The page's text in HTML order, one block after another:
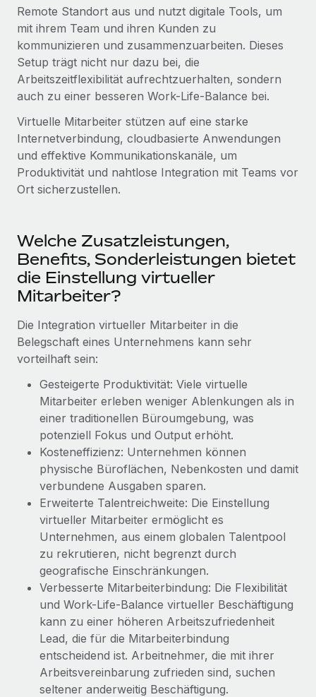
Globales Onboarding und Verwalten von
Freelancer:innen
PEO
Auslagern von komplexen HR-Aufgaben
Remote Embedded
Nahtlose Integration der HR in bestehende Abläufe
Plattform
Verknüpfung beliebiger KI-Tools mit Remote über unser
MCP
Integrationen
Tools
Frag unsere Expert:innen
Hilfe von Expert:innen für globale HR & Compliance
Background-Checks
Einfacheres Bewerber:innen-Screening
Compliance Watchtower
Geräteverwaltung
Globale Bereitstellung und Verfolgung von IT-
Geräten
Gründung von Niederlassungen
Schnelle, rechtssichere Gründung von
Niederlassungen
Mobilität und Relocation
Mühelose Relocation von Mitarbeiter:innen
WACHSTUMSPHASE
Startups
Agile HR- und Payroll-Lösungen für wachsende
Unternehmen
Mittelstand
Maßgeschneiderte HR-Lösungen, um Teams zu
vergrößern
Enterprise
PARTNER WERDEN
Strategische Technologiepartner
Flexible Einbettung von Global-HR-Funktionen in deine
Partner werden
Entdecke die Möglichkeiten einer Partnerschaft
Remote Build Demnächst verfügbar
Beratung zu Integrationen und KI-Automatisierung
FALLSTUDIEN
So hat der KI-Vorreiter Weaviate sein Team mit
Remote um 120 % vergrößert
Weaviate auf einen Blick Weaviate entwickelt KI-basierte
Open-Source-Infrastrukturen. Das...
Mehr erfahren
Strategische Partnerschaft zwischen
Reverse Tech und Remote für Contractor
Management und Payroll
Reverse Tech auf einen Blick Das Gesundheits- und
Wellness-Startup Reverse Tech hat das globale...
Gesamtbeschäftigungskosten
Honorarzahlungen berechnen
Informationen zu möglichen Währungen und
Abwicklungsfristen für globale Freelancer:innen
LERNEN MIT REMOTE
Forschung und Leitfäden
Fallstudien
Checklisten und Vorlagen
Bibliothek für Stellenbeschreibungen
Webinare
Events
Newsroom
Informationen zu Gehältern und Qualifikationen
Insights Center
Hol dir Unterstützung
Alle Ressourcen anzeigen
Globale Payroll
EOR und PEO
Contractor Management
Steuern
Den Blog erkunden
Nederlands
Français
Deutsch
Español
Italiano
Português (Portugal)
한국어
中文（简体）
Anmelden
Remote Standort aus und nutzt digitale Tools, um
mit ihrem Team und ihren Kunden zu
kommunizieren und zusammenzuarbeiten. Dieses
Setup trägt nicht nur dazu bei, die
Arbeitszeitflexibilität aufrechtzuerhalten, sondern
auch zu einer besseren Work-Life-Balance bei.
Virtuelle Mitarbeiter stützen auf eine starke
Internetverbindung, cloudbasierte Anwendungen
und effektive Kommunikationskanäle, um
Produktivität und nahtlose Integration mit Teams vor
Ort sicherzustellen.
Welche Zusatzleistungen,
Benefits, Sonderleistungen bietet
die Einstellung virtueller
Mitarbeiter?
Die Integration virtueller Mitarbeiter in die
Belegschaft eines Unternehmens kann sehr
vorteilhaft sein:
Gesteigerte Produktivität: Viele virtuelle
Mitarbeiter erleben weniger Ablenkungen als in
einer traditionellen Büroumgebung, was
potenziell Fokus und Output erhöht.
Kosteneffizienz: Unternehmen können
physische Büroflächen, Nebenkosten und damit
verbundene Ausgaben sparen.
Erweiterte Talentreichweite: Die Einstellung
virtueller Mitarbeiter ermöglicht es
Unternehmen, aus einem globalen Talentpool
zu rekrutieren, nicht begrenzt durch
geografische Einschränkungen.
Verbesserte Mitarbeiterbindung: Die Flexibilität
und Work-Life-Balance virtueller Beschäftigung
kann zu einer höheren Arbeitszufriedenheit
Lead, die für die Mitarbeiterbindung
entscheidend ist. Arbeitnehmer, die mit ihrer
Arbeitsvereinbarung zufrieden sind, suchen
seltener anderweitig Beschäftigung.